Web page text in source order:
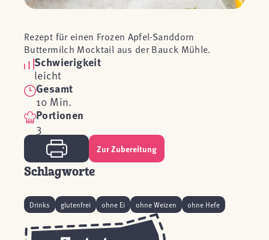
Rezept für einen Frozen Apfel-Sanddorn
Buttermilch Mocktail aus der Bauck Mühle.
Schwierigkeit
leicht
Gesamt
10 Min.
Portionen
3
Zur Zubereitung
Schlagworte
Drinks glutenfrei ohne Ei ohne Weizen ohne Hefe